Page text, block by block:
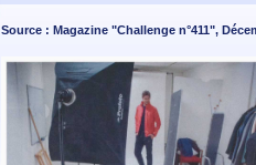
Source : Magazine "Challenge n°411",